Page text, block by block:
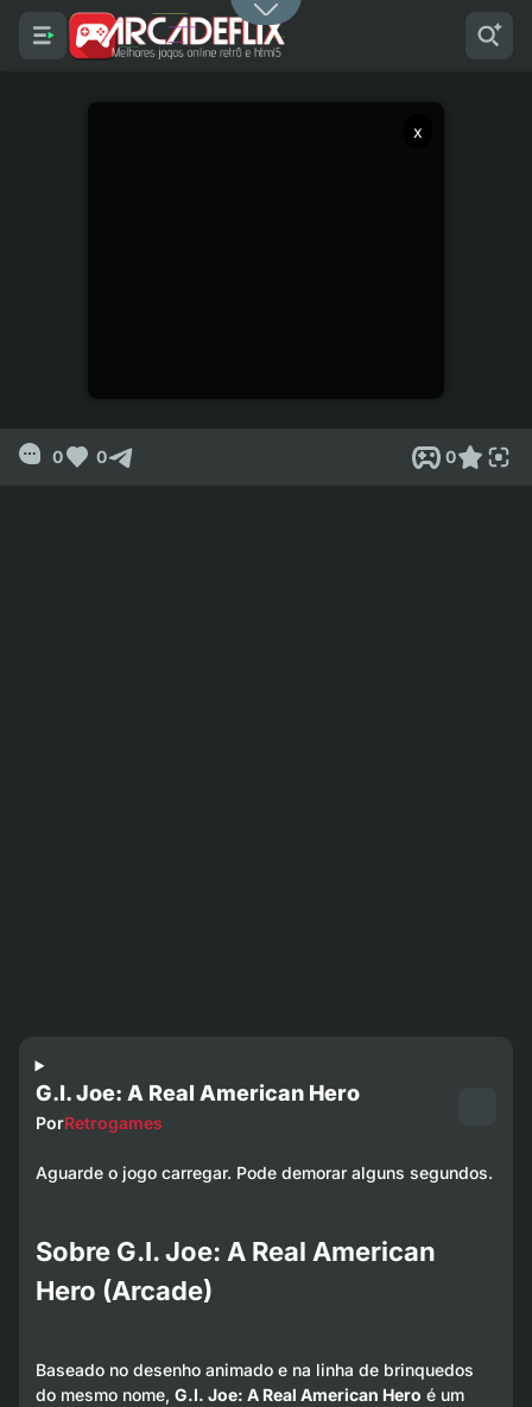
x
0 0 0
G.I. Joe: A Real American Hero
PorRetrogames
Aguarde o jogo carregar. Pode demorar alguns segundos.
Sobre G.I. Joe: A Real American
Hero (Arcade)
Baseado no desenho animado e na linha de brinquedos
do mesmo nome, G.I. Joe: A Real American Hero é um